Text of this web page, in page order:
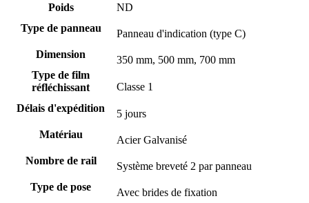
Poids
ND
Type de panneau
Panneau d'indication (type C)
Dimension
350 mm, 500 mm, 700 mm
Type de film
réfléchissant
Classe 1
Délais d'expédition
5 jours
Matériau
Acier Galvanisé
Nombre de rail
Système breveté 2 par panneau
Type de pose
Avec brides de fixation